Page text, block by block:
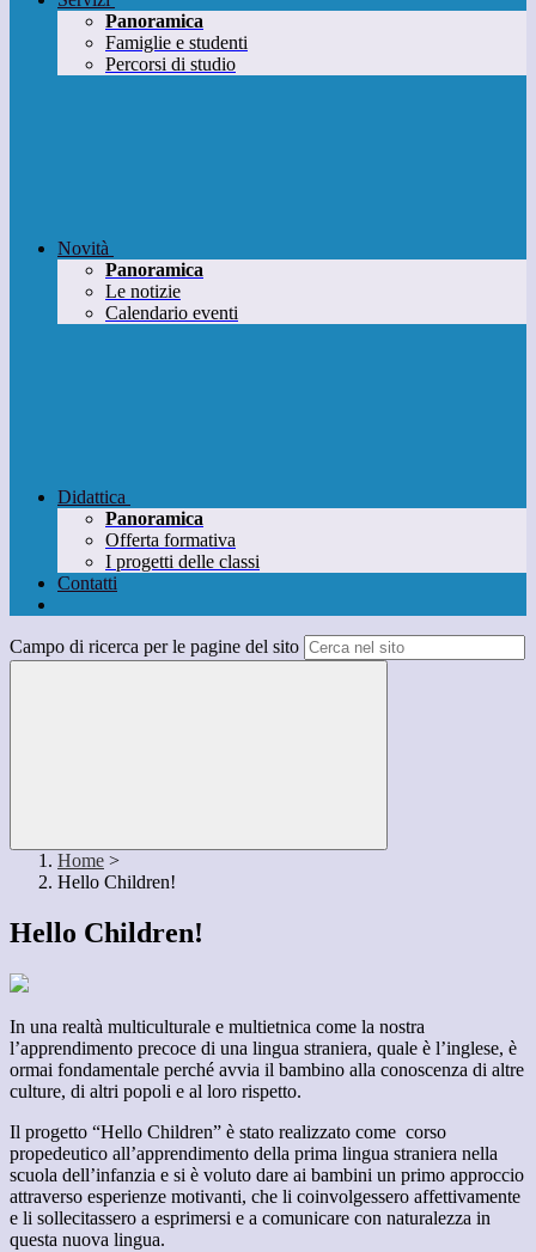
Panoramica
Famiglie e studenti
Percorsi di studio
Novità
Panoramica
Le notizie
Calendario eventi
Didattica
Panoramica
Offerta formativa
I progetti delle classi
Contatti
Campo di ricerca per le pagine del sito
Home >
Hello Children!
Hello Children!
In una realtà multiculturale e multietnica come la nostra
l’apprendimento precoce di una lingua straniera, quale è l’inglese, è
ormai fondamentale perché avvia il bambino alla conoscenza di altre
culture, di altri popoli e al loro rispetto.
Il progetto “Hello Children” è stato realizzato come corso
propedeutico all’apprendimento della prima lingua straniera nella
scuola dell’infanzia e si è voluto dare ai bambini un primo approccio
attraverso esperienze motivanti, che li coinvolgessero affettivamente
e li sollecitassero a esprimersi e a comunicare con naturalezza in
questa nuova lingua.